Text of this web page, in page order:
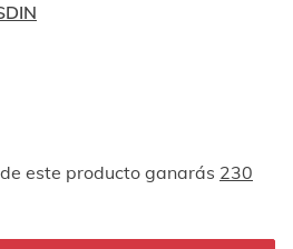
por teclado
este producto ganarás 230